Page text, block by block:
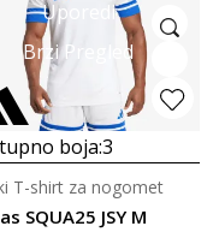
Uporedi
Brzi Pregled
boja:3
SQUA25 JSY M
T-shirt za nogomet